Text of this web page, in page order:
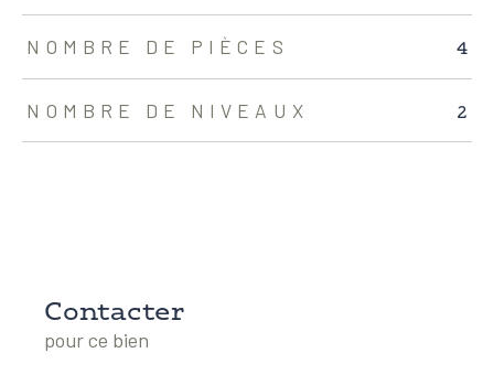
NOMBRE DE PIÈCES 4
NOMBRE DE NIVEAUX 2
Contacter
pour ce bien